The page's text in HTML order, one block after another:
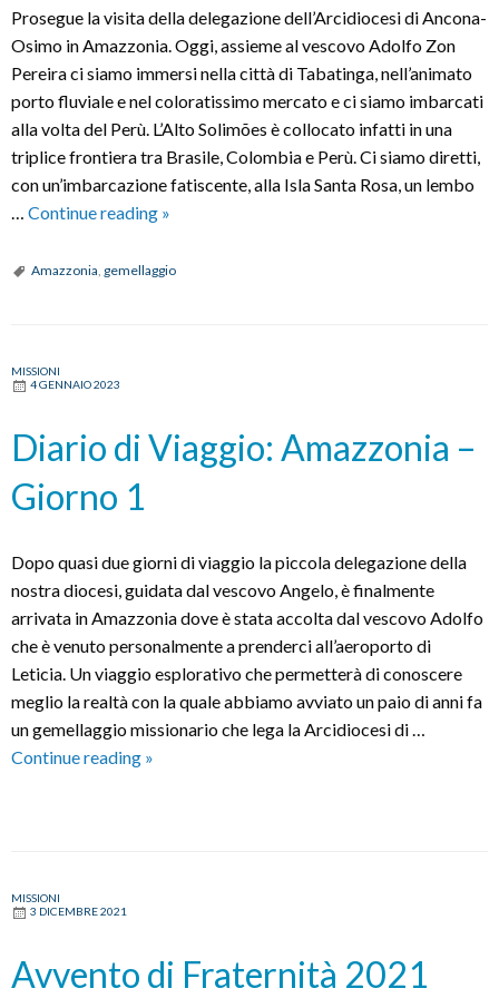
Prosegue la visita della delegazione dell’Arcidiocesi di Ancona-
Osimo in Amazzonia. Oggi, assieme al vescovo Adolfo Zon
Pereira ci siamo immersi nella città di Tabatinga, nell’animato
porto fluviale e nel coloratissimo mercato e ci siamo imbarcati
alla volta del Perù. L’Alto Solimões è collocato infatti in una
triplice frontiera tra Brasile, Colombia e Perù. Ci siamo diretti,
con un’imbarcazione fatiscente, alla Isla Santa Rosa, un lembo
… Continue reading Diario
viaggio:
»
Amazzonia, gemellaggio
MISSIONI
4 GENNAIO 2023
Diario di Viaggio: Amazzonia –
Giorno 1
Dopo quasi due giorni di viaggio la piccola delegazione della
nostra diocesi, guidata dal vescovo Angelo, è finalmente
arrivata in Amazzonia dove è stata accolta dal vescovo Adolfo
che è venuto personalmente a prenderci all’aeroporto di
Leticia. Un viaggio esplorativo che permetterà di conoscere
meglio la realtà con la quale abbiamo avviato un paio di anni fa
un gemellaggio missionario che lega la Arcidiocesi di …
Continue reading Diario
»
MISSIONI
3 DICEMBRE 2021
Avvento di Fraternità 2021